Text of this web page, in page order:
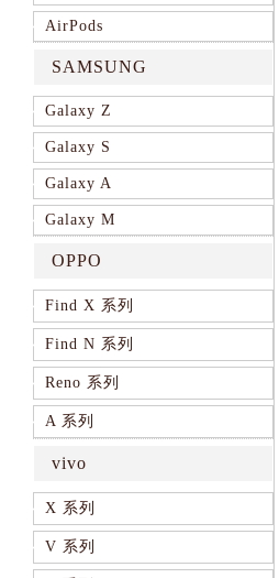
AirPods
SAMSUNG
Galaxy Z
Galaxy S
Galaxy A
Galaxy M
OPPO
Find X 系列
Find N 系列
Reno 系列
A 系列
vivo
X 系列
V 系列